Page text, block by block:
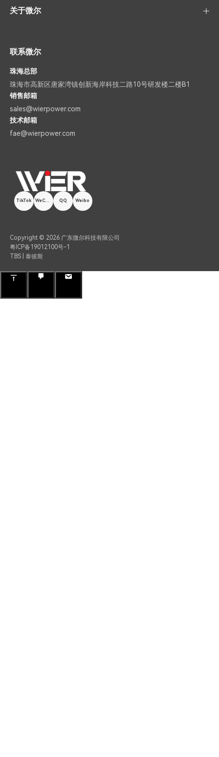
关于微尔
联系微尔
珠海总部
珠海市高新区唐家湾镇创新海岸科技二路10号研发楼二楼B1
销售邮箱
sales@wierpower.com
技术邮箱
fae@wierpower.com
TikTok WeChat QQ Weibo
Copyright © 2026 广东微尔科技有限公司
粤ICP备19012100号-1
TBS | 泰彼斯